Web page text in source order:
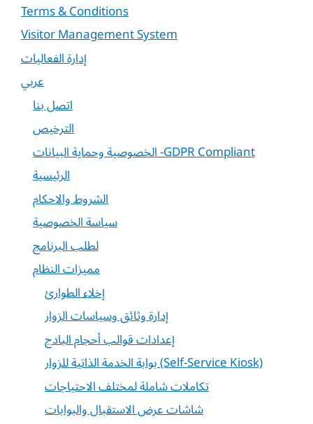
Terms & Conditions
Visitor Management System
إدارة الفعاليات
عربي
اتصل بنا
الترخيص
الخصوصية وحماية البيانات -GDPR Compliant
الرئيسية
الشروط والاحكام
سياسة الخصوصية
لطلب البرنامج
مميزات النظام
إخلاء الطوارئ
إدارة وثائق وسياسات الزوار
إعدادات قوالب أحجام البادج
بوابة الخدمة الذاتية للزوار (Self-Service Kiosk)
تكاملات شاملة لمختلف الاحتياجات
شاشات عرض الاستقبال والبوابات